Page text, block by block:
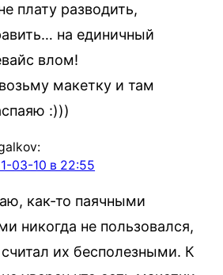
плату разводить,
на единичный
влом!
макетку и там
:)))
:
03-10 в 22:55
как-то паячными
никогда не пользовался,
считал их бесполезными. К